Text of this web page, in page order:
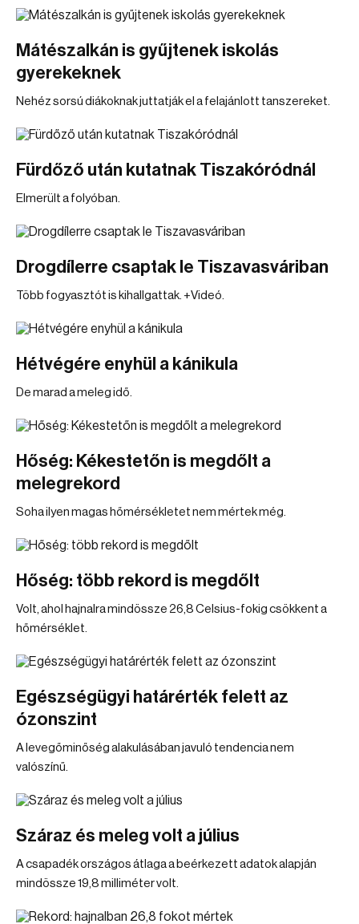
Mátészalkán is gyűjtenek iskolás
gyerekeknek
Nehéz sorsú diákoknak juttatják el a felajánlott tanszereket.
Fürdőző után kutatnak Tiszakóródnál
Elmerült a folyóban.
Drogdílerre csaptak le Tiszavasváriban
Több fogyasztót is kihallgattak. +Videó.
Hétvégére enyhül a kánikula
De marad a meleg idő.
Hőség: Kékestetőn is megdőlt a
melegrekord
Soha ilyen magas hőmérsékletet nem mértek még.
Hőség: több rekord is megdőlt
Volt, ahol hajnalra mindössze 26,8 Celsius-fokig csökkent a
hőmérséklet.
Egészségügyi határérték felett az
ózonszint
A levegőminőség alakulásában javuló tendencia nem
valószínű.
Száraz és meleg volt a július
A csapadék országos átlaga a beérkezett adatok alapján
mindössze 19,8 milliméter volt.